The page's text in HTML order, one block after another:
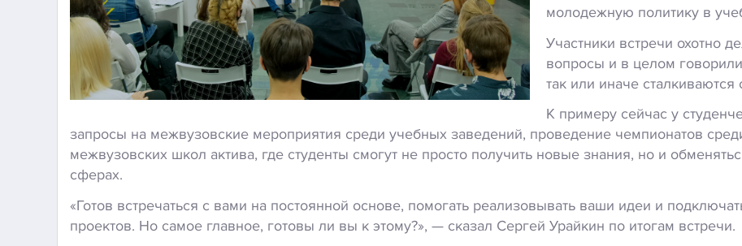
молодежную политику в
Участники встречи охотно
вопросы и в целом
так или иначе сталкиваются
К примеру сейчас у
запросы на межвузовские мероприятия среди учебных заведений, проведение чемпионатов
межвузовских школ актива, где студенты смогут не просто получить новые знания, но и
сферах.
«Готов встречаться с вами на постоянной основе, помогать реализовывать ваши идеи и
проектов. Но самое главное, готовы ли вы к этому?», — сказал Сергей Урайкин по итогам встречи.